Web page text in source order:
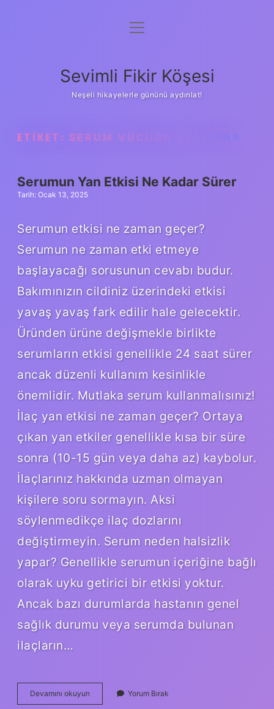
Anasayfa
Yasal Uyarı
menüyü
Sevimli Fikir Köşesi
Neşeli hikayelerle gününü aydınlat!
ETIKET: SERUM VÜCUDA NE YAPAR
Serumun Yan Etkisi Ne Kadar Sürer
Tarih: Ocak 13, 2025
Serumun etkisi ne zaman geçer?
Serumun ne zaman etki etmeye
başlayacağı sorusunun cevabı budur.
Bakımınızın cildiniz üzerindeki etkisi
yavaş yavaş fark edilir hale gelecektir.
Üründen ürüne değişmekle birlikte
serumların etkisi genellikle 24 saat sürer
ancak düzenli kullanım kesinlikle
önemlidir. Mutlaka serum kullanmalısınız!
İlaç yan etkisi ne zaman geçer? Ortaya
çıkan yan etkiler genellikle kısa bir süre
sonra (10-15 gün veya daha az) kaybolur.
İlaçlarınız hakkında uzman olmayan
kişilere soru sormayın. Aksi
söylenmedikçe ilaç dozlarını
değiştirmeyin. Serum neden halsizlik
yapar? Genellikle serumun içeriğine bağlı
olarak uyku getirici bir etkisi yoktur.
Ancak bazı durumlarda hastanın genel
sağlık durumu veya serumda bulunan
ilaçların…
Devamını okuyun Serumun
Yan
Yorum Bırak